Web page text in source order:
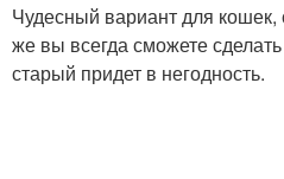
Чудесный вариант для кошек,
же вы всегда сможете
старый придет в негодность.